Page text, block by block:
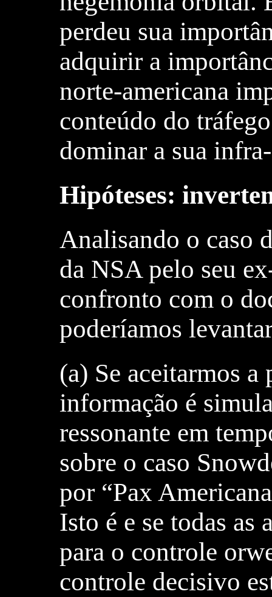
perdeu sua
adquirir a
norte-americana
conteúdo do
dominar a sua
Hipóteses:
Analisando o caso
da NSA pelo seu
confronto com o
poderíamos
(a) Se aceitarmos
informação é
ressonante em
sobre o caso
por “Pax
Isto é e se todas as
para o controle
controle decisivo